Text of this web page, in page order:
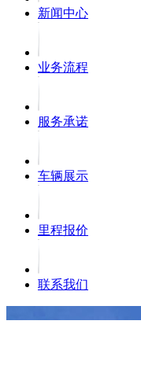
新闻中心
业务流程
服务承诺
车辆展示
里程报价
联系我们